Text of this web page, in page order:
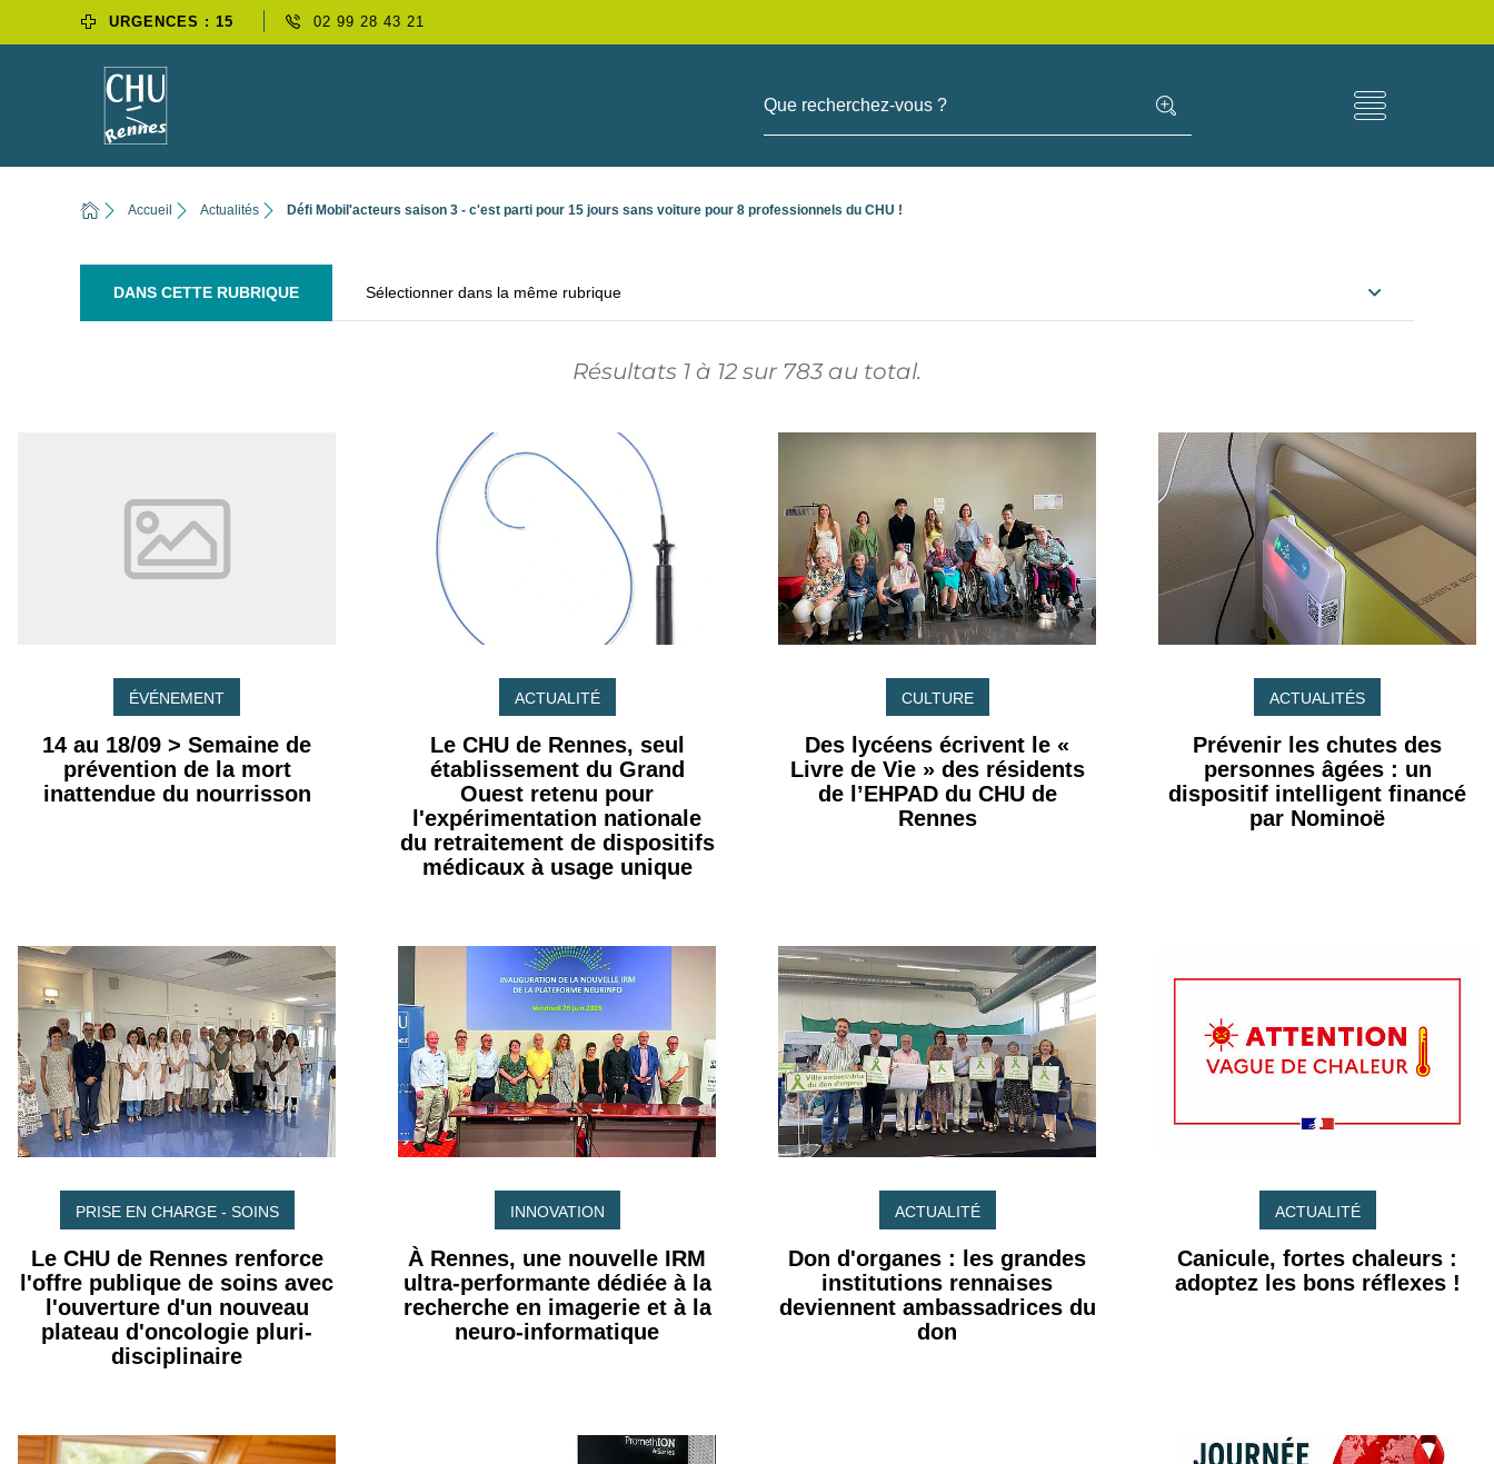
URGENCES : 15 02 99 28 43 21
Que recherchez-vous ?
Accueil Actualités Défi Mobil'acteurs saison 3 - c'est parti pour 15 jours sans voiture pour 8 professionnels du CHU !
DANS CETTE RUBRIQUE Sélectionner dans la même rubrique
Résultats 1 à 12 sur 783 au total.
ÉVÉNEMENT
14 au 18/09 > Semaine de
prévention de la mort
inattendue du nourrisson
ACTUALITÉ
Le CHU de Rennes, seul
établissement du Grand
Ouest retenu pour
l'expérimentation nationale
du retraitement de dispositifs
médicaux à usage unique
CULTURE
Des lycéens écrivent le «
Livre de Vie » des résidents
de l’EHPAD du CHU de
Rennes
ACTUALITÉS
Prévenir les chutes des
personnes âgées : un
dispositif intelligent financé
par Nominoë
PRISE EN CHARGE - SOINS
Le CHU de Rennes renforce
l'offre publique de soins avec
l'ouverture d'un nouveau
plateau d'oncologie pluri-
disciplinaire
INNOVATION
À Rennes, une nouvelle IRM
ultra-performante dédiée à la
recherche en imagerie et à la
neuro-informatique
ACTUALITÉ
Don d'organes : les grandes
institutions rennaises
deviennent ambassadrices du
don
ACTUALITÉ
Canicule, fortes chaleurs :
adoptez les bons réflexes !